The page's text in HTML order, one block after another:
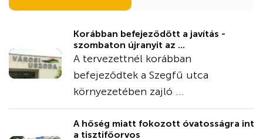
Korábban befejeződött a javítás -
szombaton újranyit az ...
A tervezettnél korábban
befejeződtek a Szegfű utca
környezetében zajló ...
A hőség miatt fokozott óvatosságra int
a tisztifőorvos